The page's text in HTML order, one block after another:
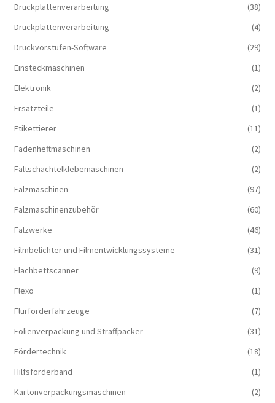
Druckplattenverarbeitung
(38)
Druckplattenverarbeitung
(4)
Druckvorstufen-Software
(29)
Einsteckmaschinen
(1)
Elektronik
(2)
Ersatzteile
(1)
Etikettierer
(11)
Fadenheftmaschinen
(2)
Faltschachtelklebemaschinen
(2)
Falzmaschinen
(97)
Falzmaschinenzubehör
(60)
Falzwerke
(46)
Filmbelichter und Filmentwicklungssysteme
(31)
Flachbettscanner
(9)
Flexo
(1)
Flurförderfahrzeuge
(7)
Folienverpackung und Straffpacker
(31)
Fördertechnik
(18)
Hilfsförderband
(1)
Kartonverpackungsmaschinen
(2)